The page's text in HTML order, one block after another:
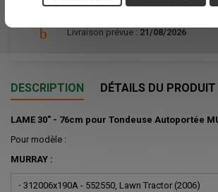
Livraison prévue : 21/08/2026
DESCRIPTION DÉTAILS DU PRODUIT
LAME 30" - 76cm pour Tondeuse Autoportée
Pour modèle :
MURRAY :
· 312006x190A - 552550, Lawn Tractor (2006)